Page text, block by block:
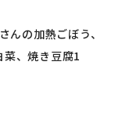
の加熱ごぼう、
菜、焼き豆腐1